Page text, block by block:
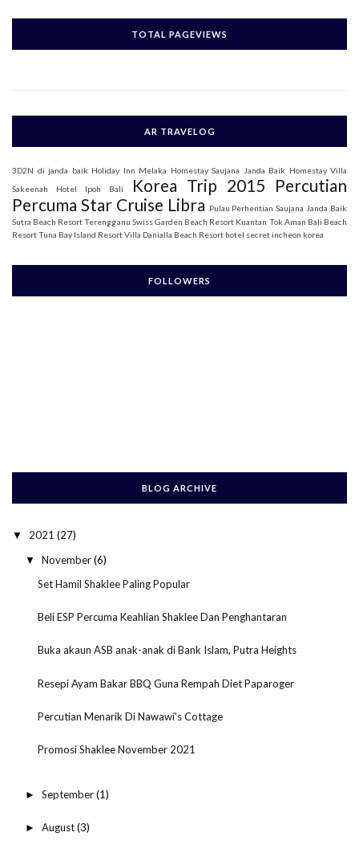
c
f
TOTAL PAGEVIEWS
AR TRAVELOG
3D2N di janda baik Holiday Inn Melaka Homestay Saujana Janda Baik Homestay Villa
Sakeenah
Hotel Ipoh Bali Korea Trip 2015 Percutian
Percuma Star Cruise Libra Pulau Perhentian Saujana Janda Baik
Sutra Beach Resort Terengganu Swiss Garden Beach Resort Kuantan Tok Aman Bali Beach
ResortTuna Bay Island ResortVilla Danialla Beach Resort hotel secret incheon korea
FOLLOWERS
BLOG ARCHIVE
▼ 2021 (27)
▼ November(6)
Set Hamil Shaklee Paling Popular
Beli ESP Percuma Keahlian Shaklee Dan Penghantaran
Buka akaun ASB anak-anak di Bank Islam, Putra Heights
Resepi Ayam Bakar BBQ Guna Rempah Diet Paparoger
Percutian Menarik Di Nawawi's Cottage
Promosi Shaklee November 2021
► September(1)
► August(3)